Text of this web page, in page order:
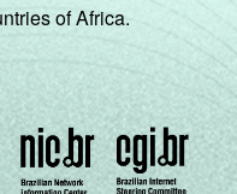
of Africa.